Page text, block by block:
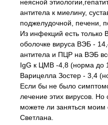
неясной
антитела к миелину,
поджелудочной, печени,
Из инфекций есть только
оболочке вируса ВЭБ -
антитела и ПЦР на ВЭБ
IgG к ЦМВ -4,8 (норма до
Варицелла Зостер - 3,4
Если бы не было
лечение этих вирусов.
можете ли заняться моим
Светлана.